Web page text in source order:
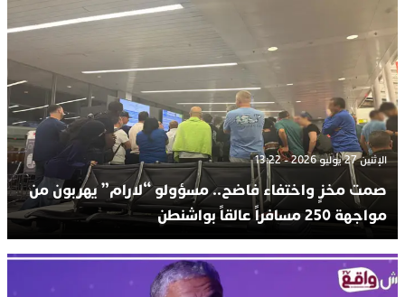
الإثنين 27 يوليو 2026 - 13:22
صمت مخزٍ واختفاء فاضح.. مسؤولو “لارام” يهربون من
مواجهة 250 مسافراً عالقاً بواشنطن